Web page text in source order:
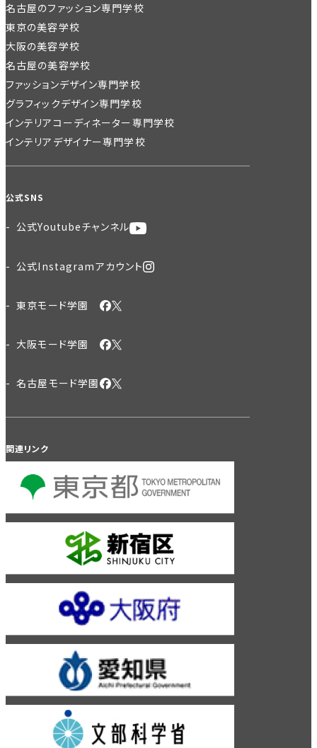
名古屋のファッション専門学校
東京の美容学校
大阪の美容学校
名古屋の美容学校
ファッションデザイン専門学校
グラフィックデザイン専門学校
インテリアコーディネーター専門学校
インテリアデザイナー専門学校
公式SNS
公式Youtubeチャンネル
公式Instagramアカウント
東京モード学園
大阪モード学園
名古屋モード学園
関連リンク